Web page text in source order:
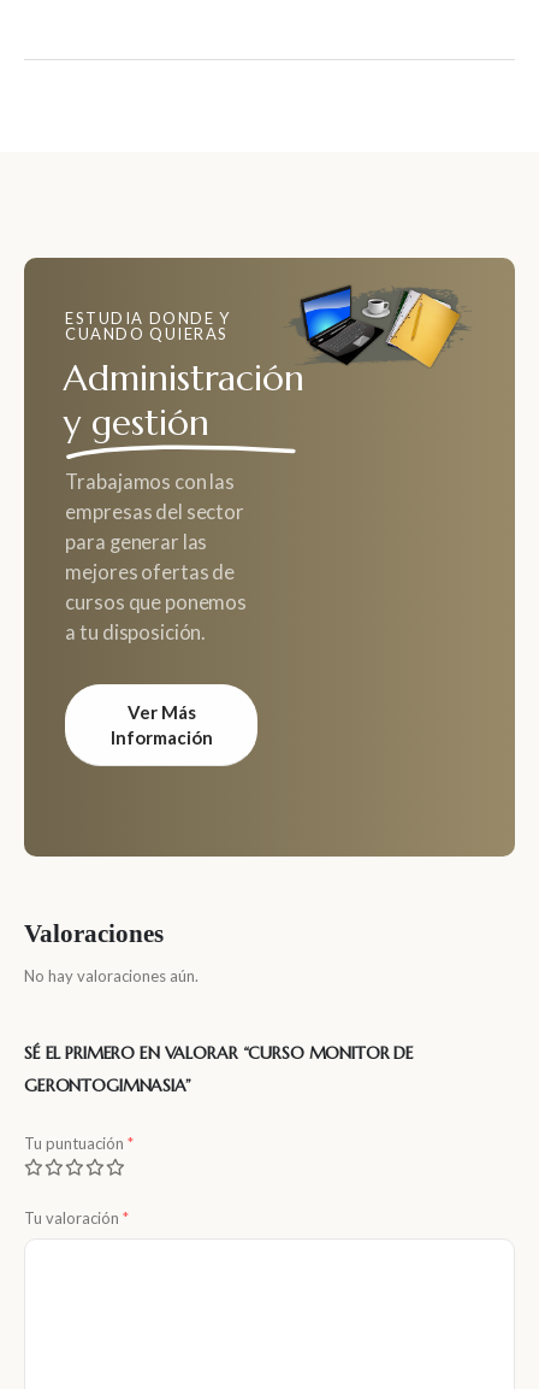
ESTUDIA DONDE Y
CUANDO QUIERAS
Administración
y gestión
Trabajamos con las
empresas del sector
para generar las
mejores ofertas de
cursos que ponemos
a tu disposición.
Ver Más
Información
Valoraciones
No hay valoraciones aún.
SÉ EL PRIMERO EN VALORAR “CURSO MONITOR DE
GERONTOGIMNASIA”
Tu puntuación *
Tu valoración *